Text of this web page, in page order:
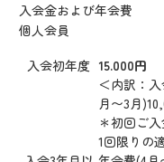
入会金および年会費
個人会員
入会初年度 15.000円
＜内訳：
月〜3月
＊初回ご
1回限りの